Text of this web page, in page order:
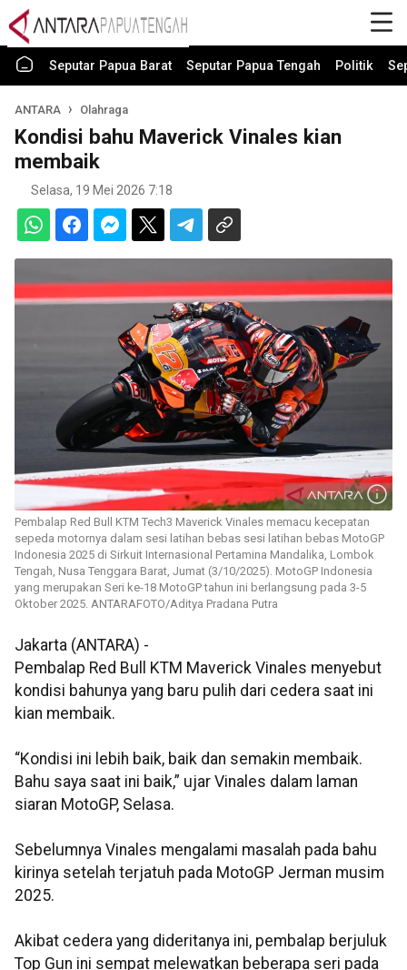
Seputar Papua Barat Seputar Papua Tengah Politik
ANTARA Olahraga
Kondisi bahu Maverick Vinales kian
membaik
Selasa, 19 Mei 2026 7:18
Pembalap Red Bull KTM Tech3 Maverick Vinales memacu kecepatan
sepeda motornya dalam sesi latihan bebas sesi latihan bebas MotoGP
Indonesia 2025 di Sirkuit Internasional Pertamina Mandalika, Lombok
Tengah, Nusa Tenggara Barat, Jumat (3/10/2025). MotoGP Indonesia
yang merupakan Seri ke-18 MotoGP tahun ini berlangsung pada 3-5
Oktober 2025. ANTARAFOTO/Aditya Pradana Putra
Jakarta (ANTARA) -
Pembalap Red Bull KTM Maverick Vinales menyebut
kondisi bahunya yang baru pulih dari cedera saat ini
kian membaik.
“Kondisi ini lebih baik, baik dan semakin membaik.
Bahu saya saat ini baik,” ujar Vinales dalam laman
siaran MotoGP, Selasa.
Sebelumnya Vinales mengalami masalah pada bahu
kirinya setelah terjatuh pada MotoGP Jerman musim
2025.
Akibat cedera yang dideritanya ini, pembalap berjuluk
Top Gun ini sempat melewatkan beberapa seri pada